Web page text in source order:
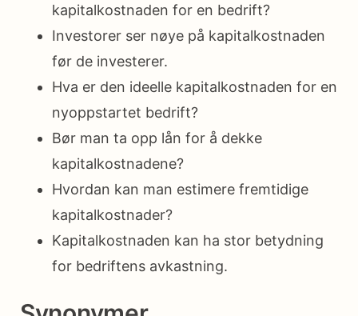
kapitalkostnaden for en bedrift?
Investorer ser nøye på kapitalkostnaden
før de investerer.
Hva er den ideelle kapitalkostnaden for en
nyoppstartet bedrift?
Bør man ta opp lån for å dekke
kapitalkostnadene?
Hvordan kan man estimere fremtidige
kapitalkostnader?
Kapitalkostnaden kan ha stor betydning
for bedriftens avkastning.